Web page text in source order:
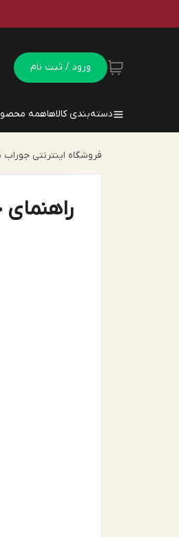
ورود / ثبت نام
دسته‌بندی کالاهاهمه
فروشگاه اینترنتی جوراب